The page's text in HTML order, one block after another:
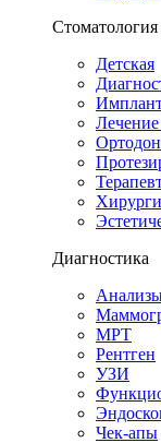
Стоматология
Детская
Диагностика
МРТ
Рентген
УЗИ
Чек-апы